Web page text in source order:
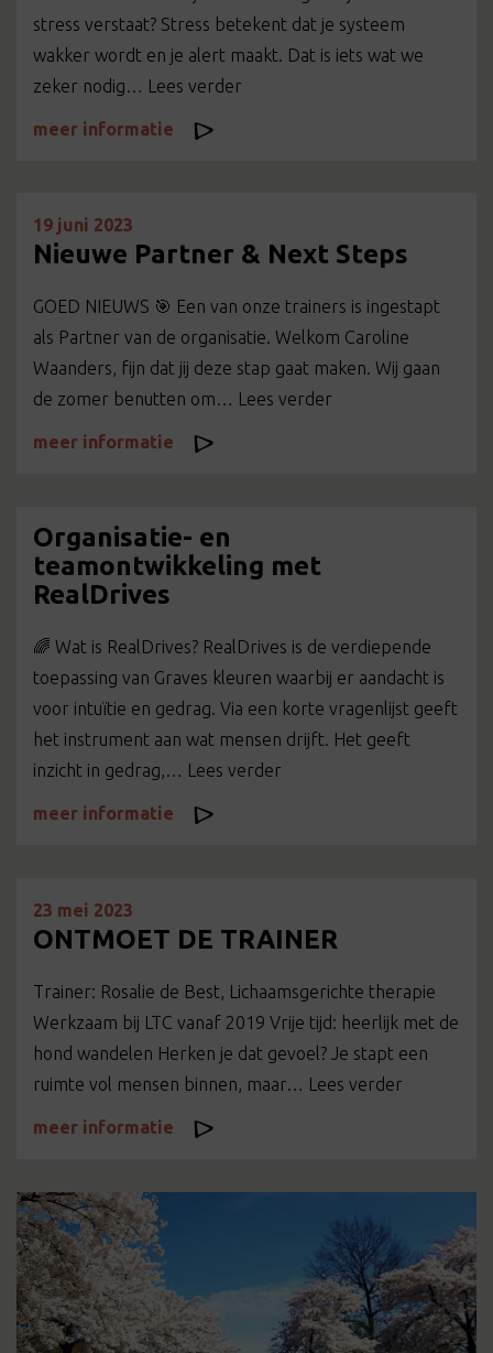
stress verstaat? Stress betekent dat je systeem
wakker wordt en je alert maakt. Dat is iets wat we
zeker nodig… Lees verder
meer informatie
19 juni 2023
Nieuwe Partner & Next Steps
GOED NIEUWS 🎯 Een van onze trainers is ingestapt
als Partner van de organisatie. Welkom Caroline
Waanders, fijn dat jij deze stap gaat maken. Wij gaan
de zomer benutten om… Lees verder
meer informatie
Organisatie- en
teamontwikkeling met
RealDrives
🌈 Wat is RealDrives? RealDrives is de verdiepende
toepassing van Graves kleuren waarbij er aandacht is
voor intuïtie en gedrag. Via een korte vragenlijst geeft
het instrument aan wat mensen drijft. Het geeft
inzicht in gedrag,… Lees verder
meer informatie
23 mei 2023
ONTMOET DE TRAINER
Trainer: Rosalie de Best, Lichaamsgerichte therapie
Werkzaam bij LTC vanaf 2019 Vrije tijd: heerlijk met de
hond wandelen Herken je dat gevoel? Je stapt een
ruimte vol mensen binnen, maar… Lees verder
meer informatie